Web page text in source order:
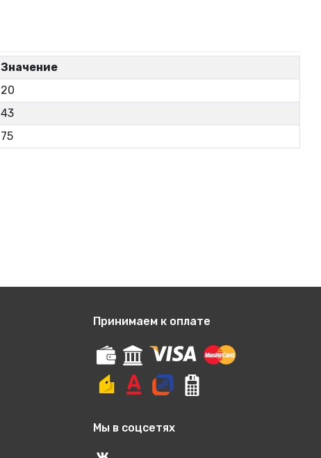
Значение
20
43
75
Принимаем к оплате
Мы в соцсетях